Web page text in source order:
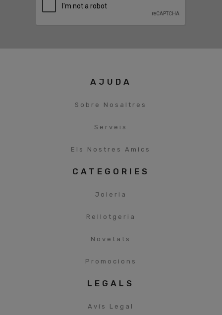
AJUDA
Sobre Nosaltres
Serveis
Els Nostres Amics
CATEGORIES
Joieria
Rellotgeria
Novetats
Promocions
LEGALS
Avís Legal